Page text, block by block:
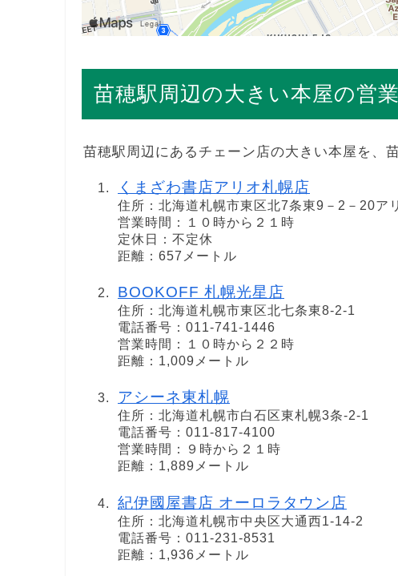
苗穂駅周辺の大きい本屋の営
苗穂駅周辺にあるチェーン店の大きい本屋を、
くまざわ書店アリオ札幌店
住所：北海道札幌市東区北7条東9－2－20ア
営業時間：１０時から２１時
定休日：不定休
距離：657メートル
BOOKOFF 札幌光星店
住所：北海道札幌市東区北七条東8-2-1
電話番号：011-741-1446
営業時間：１０時から２２時
距離：1,009メートル
アシーネ東札幌
住所：北海道札幌市白石区東札幌3条-2-1
電話番号：011-817-4100
営業時間：９時から２１時
距離：1,889メートル
紀伊國屋書店 オーロラタウン店
住所：北海道札幌市中央区大通西1-14-2
電話番号：011-231-8531
距離：1,936メートル